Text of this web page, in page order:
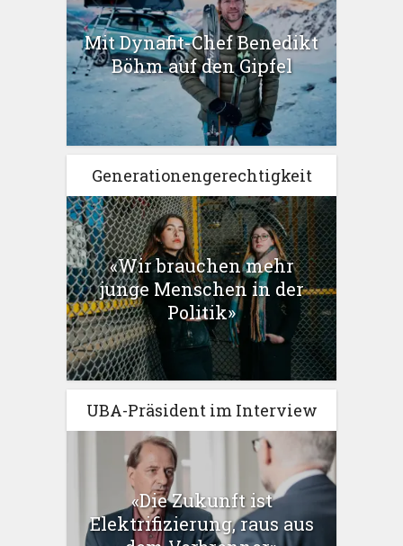
Mit Dynafit-Chef Benedikt
Böhm auf den Gipfel
Generationengerechtigkeit
«Wir brauchen mehr
junge Menschen in der
Politik»
UBA-Präsident im Interview
«Die Zukunft ist
Elektrifizierung, raus aus